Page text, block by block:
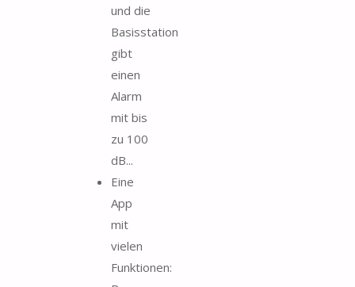
und die
Basisstation
gibt
einen
Alarm
mit bis
zu 100
dB...
Eine
App
mit
vielen
Funktionen: